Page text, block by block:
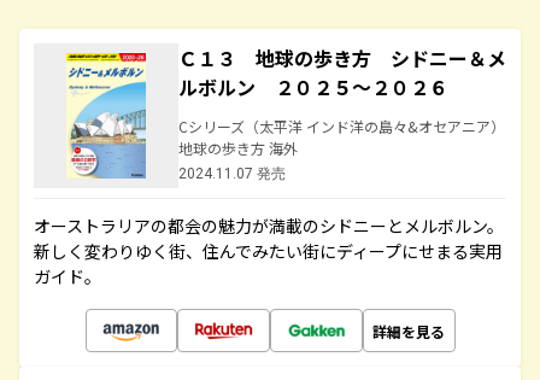
Ｃ１３ 地球の歩き方 シドニー＆メ
ルボルン ２０２５～２０２６
Cシリーズ（太平洋 インド洋の島々&オセアニア）
地球の歩き方 海外
2024.11.07 発売
オーストラリアの都会の魅力が満載のシドニーとメルボルン。
新しく変わりゆく街、住んでみたい街にディープにせまる実用
ガイド。
詳細を見る